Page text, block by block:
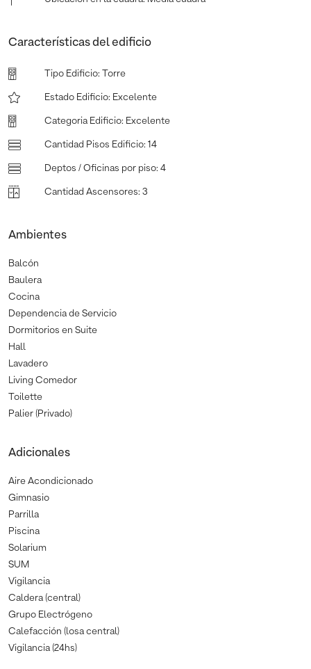
Características del edificio
Tipo Edificio: Torre
Estado Edificio: Excelente
Categoria Edificio: Excelente
Cantidad Pisos Edificio: 14
Deptos / Oficinas por piso: 4
Cantidad Ascensores: 3
Ambientes
Balcón
Baulera
Cocina
Dependencia de Servicio
Dormitorios en Suite
Hall
Lavadero
Living Comedor
Toilette
Palier (Privado)
Adicionales
Aire Acondicionado
Gimnasio
Parrilla
Piscina
Solarium
SUM
Vigilancia
Caldera (central)
Grupo Electrógeno
Calefacción (losa central)
Vigilancia (24hs)